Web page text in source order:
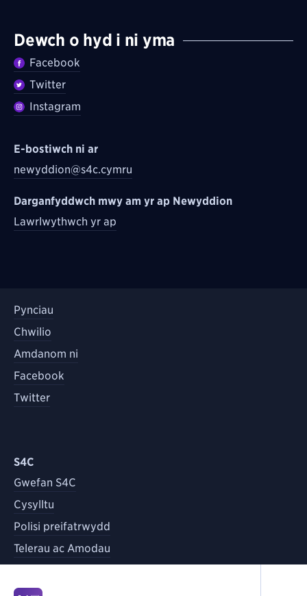
Dewch o hyd i ni yma
Facebook
Twitter
Instagram
E-bostiwch ni ar
newyddion@s4c.cymru
Darganfyddwch mwy am yr ap Newyddion
Lawrlwythwch yr ap
Pynciau
Chwilio
Amdanom ni
Facebook
Twitter
S4C
Gwefan S4C
Cysylltu
Polisi preifatrwydd
Telerau ac Amodau